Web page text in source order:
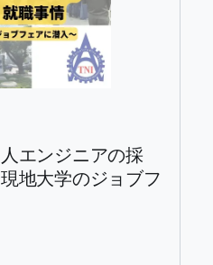
エンジニアの採
地大学のジョブフ